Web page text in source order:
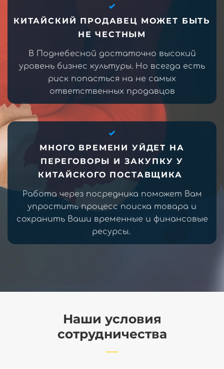
КИТАЙСКИЙ ПРОДАВЕЦ МОЖЕТ БЫТЬ
НЕ ЧЕСТНЫМ
В Поднебесной достаточно высокий
уровень бизнес культуры. Но всегда есть
риск попасться на не самых
ответственных продавцов
МНОГО ВРЕМЕНИ УЙДЕТ НА
ПЕРЕГОВОРЫ И ЗАКУПКУ У
КИТАЙСКОГО ПОСТАВЩИКА
Работа через посредника поможет Вам
упростить процесс поиска товара и
сохранить Ваши временные и финансовые
ресурсы.
Наши условия
сотрудничества